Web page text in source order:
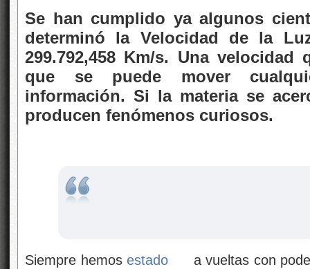
Se han cumplido ya algunos
determinó la Velocidad de la
299.792,458 Km/s. Una
que se puede mover
información. Si la materia se
producen fenómenos curiosos.
Siempre hemos estado
a vueltas con